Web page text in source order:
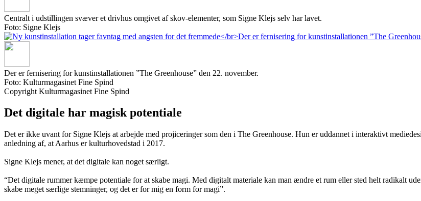
Centralt i udstillingen svæver et drivhus omgivet af skov-elementer, som Signe Klejs selv har lavet.
Foto: Signe Klejs
Der er fernisering for kunstinstallationen ”The Greenhouse” den 22. november.
Foto: Kulturmagasinet Fine Spind
Copyright Kulturmagasinet Fine Spind
Det digitale har magisk potentiale
Det er ikke uvant for Signe Klejs at arbejde med projiceringer som den i The Greenhouse. Hun er uddannet i interaktivt
anledning af, at Aarhus er kulturhovedstad i 2017.
Signe Klejs mener, at det digitale kan noget særligt.
“Det digitale rummer kæmpe potentiale for at skabe magi. Med digitalt materiale kan man ændre et rum eller sted helt radikalt
skabe meget særlige stemninger, og det er for mig en form for magi”.